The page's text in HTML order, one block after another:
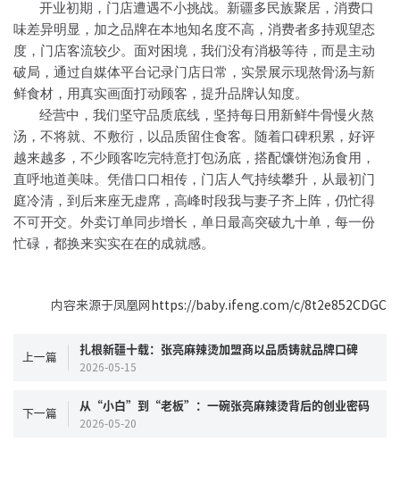
开业初期，门店遭遇不小挑战。新疆多民族聚居，消费口
味差异明显，加之品牌在本地知名度不高，消费者多持观望态
度，门店客流较少。面对困境，我们没有消极等待，而是主动
破局，通过自媒体平台记录门店日常，实景展示现熬骨汤与新
鲜食材，用真实画面打动顾客，提升品牌认知度。
经营中，我们坚守品质底线，坚持每日用新鲜牛骨慢火熬
汤，不将就、不敷衍，以品质留住食客。随着口碑积累，好评
越来越多，不少顾客吃完特意打包汤底，搭配馕饼泡汤食用，
直呼地道美味。凭借口口相传，门店人气持续攀升，从最初门
庭冷清，到后来座无虚席，高峰时段我与妻子齐上阵，仍忙得
不可开交。外卖订单同步增长，单日最高突破九十单，每一份
忙碌，都换来实实在在的成就感。
内容来源于凤凰网 https://baby.ifeng.com/c/8t2e852CDGC
上一篇
扎根新疆十载：张亮麻辣烫加盟商以品质铸就品牌口碑
2026-05-15
下一篇
从“小白”到“老板”：一碗张亮麻辣烫背后的创业密码
2026-05-20